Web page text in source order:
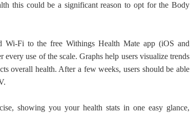
this could be a significant reason to opt for the Body
Wi-Fi to the free Withings Health Mate app (iOS and
use of the scale. Graphs help users visualize trends
overall health. After a few weeks, users should be able
showing you your health stats in one easy glance,